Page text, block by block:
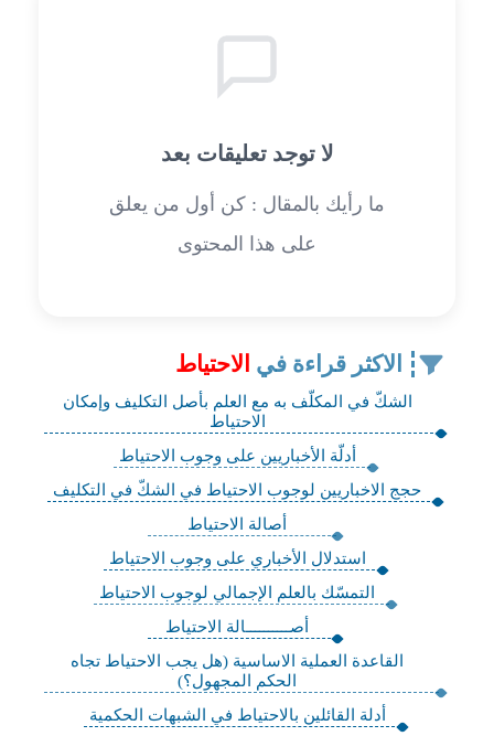
لا توجد تعليقات بعد
ما رأيك بالمقال : كن أول من يعلق
على هذا المحتوى
الاكثر قراءة في الاحتياط
الشكّ في المكلّف به مع العلم بأصل التكليف وإمكان
الاحتياط
أدلّة الأخباريين على وجوب الاحتياط
حجج الاخباريين لوجوب الاحتياط في الشكّ في التكليف
أصالة الاحتياط
استدلال الأخباري على وجوب الاحتياط
التمسّك بالعلم الإجمالي‏ لوجوب الاحتياط
أصــــــــــالة الاحتياط
القاعدة العملية الاساسية (هل يجب الاحتياط تجاه
الحكم المجهول؟)
أدلة القائلين بالاحتياط في الشبهات الحكمية